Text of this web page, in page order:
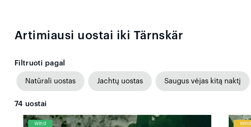
Artimiausi uostai iki Tärnskär
Filtruoti pagal
Natūrali uostas Jachtų uostas Saugus vėjas kitą naktį
74 uostai
Wind Wind